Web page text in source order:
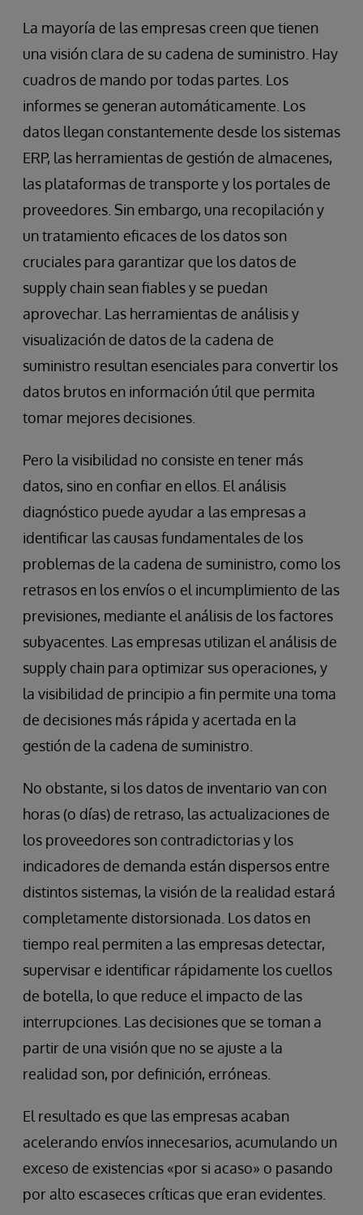
La mayoría de las empresas creen que tienen
una visión clara de su cadena de suministro. Hay
cuadros de mando por todas partes. Los
informes se generan automáticamente. Los
datos llegan constantemente desde los sistemas
ERP, las herramientas de gestión de almacenes,
las plataformas de transporte y los portales de
proveedores. Sin embargo, una recopilación y
un tratamiento eficaces de los datos son
cruciales para garantizar que los datos de
supply chain sean fiables y se puedan
aprovechar. Las herramientas de análisis y
visualización de datos de la cadena de
suministro resultan esenciales para convertir los
datos brutos en información útil que permita
tomar mejores decisiones.
Pero la visibilidad no consiste en tener más
datos, sino en confiar en ellos. El análisis
diagnóstico puede ayudar a las empresas a
identificar las causas fundamentales de los
problemas de la cadena de suministro, como los
retrasos en los envíos o el incumplimiento de las
previsiones, mediante el análisis de los factores
subyacentes. Las empresas utilizan el análisis de
supply chain para optimizar sus operaciones, y
la visibilidad de principio a fin permite una toma
de decisiones más rápida y acertada en la
gestión de la cadena de suministro.
No obstante, si los datos de inventario van con
horas (o días) de retraso, las actualizaciones de
los proveedores son contradictorias y los
indicadores de demanda están dispersos entre
distintos sistemas, la visión de la realidad estará
completamente distorsionada. Los datos en
tiempo real permiten a las empresas detectar,
supervisar e identificar rápidamente los cuellos
de botella, lo que reduce el impacto de las
interrupciones. Las decisiones que se toman a
partir de una visión que no se ajuste a la
realidad son, por definición, erróneas.
El resultado es que las empresas acaban
acelerando envíos innecesarios, acumulando un
exceso de existencias «por si acaso» o pasando
por alto escaseces críticas que eran evidentes.